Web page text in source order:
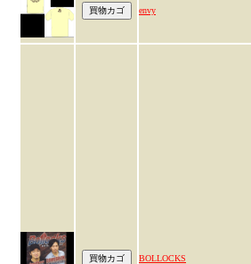
envy
BOLLOCKS